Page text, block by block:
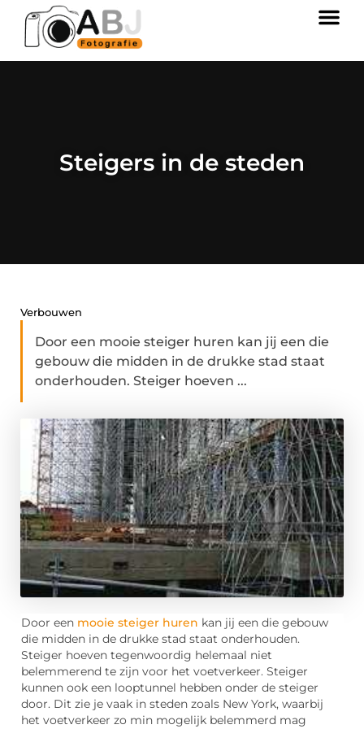
Steigers in de steden
Verbouwen
Door een mooie steiger huren kan jij een die
gebouw die midden in de drukke stad staat
onderhouden. Steiger hoeven ...
Door een mooie steiger huren kan jij een die gebouw
die midden in de drukke stad staat onderhouden.
Steiger hoeven tegenwoordig helemaal niet
belemmerend te zijn voor het voetverkeer. Steiger
kunnen ook een looptunnel hebben onder de steiger
door. Dit zie je vaak in steden zoals New York, waarbij
het voetverkeer zo min mogelijk belemmerd mag